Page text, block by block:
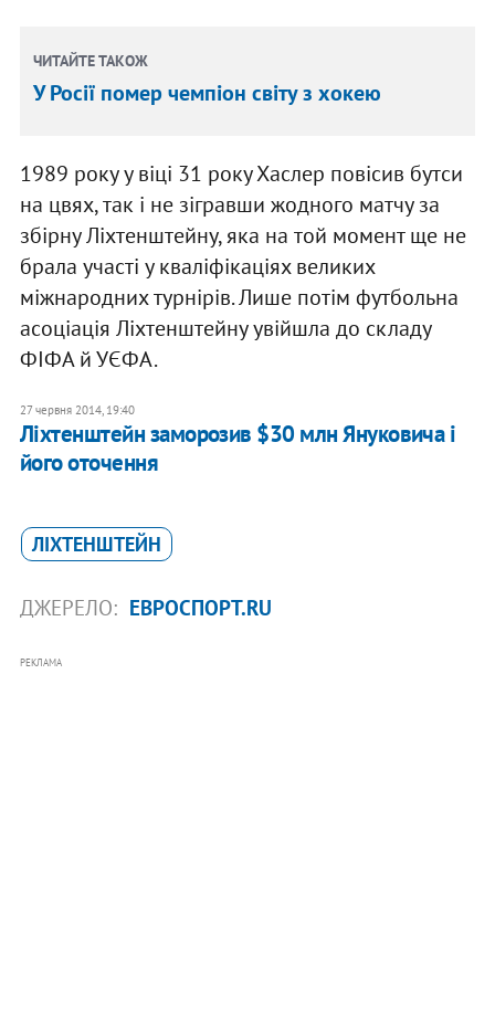
ЧИТАЙТЕ ТАКОЖ
У Росії помер чемпіон світу з хокею
1989 року у віці 31 року Хаслер повісив бутси
на цвях, так і не зігравши жодного матчу за
збірну Ліхтенштейну, яка на той момент ще не
брала участі у кваліфікаціях великих
міжнародних турнірів. Лише потім футбольна
асоціація Ліхтенштейну увійшла до складу
ФІФА й УЄФА.
27 червня 2014, 19:40
Ліхтенштейн заморозив $30 млн Януковича і
його оточення
ЛІХТЕНШТЕЙН
ДЖЕРЕЛО: ЕВРОСПОРТ.RU
РЕКЛАМА